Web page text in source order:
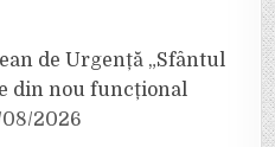
de Urgență „Sfântul
din nou funcțional
08/2026